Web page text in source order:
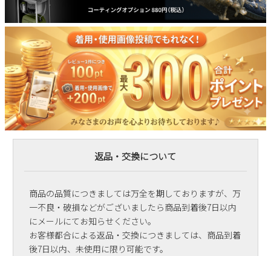
返品・交換について
商品の品質につきましては万全を期しておりますが、万
一不良・破損などがございましたら商品到着後7日以内
にメールにてお知らせください。
お客様都合による返品・交換につきましては、商品到着
後7日以内、未使用に限り可能です。